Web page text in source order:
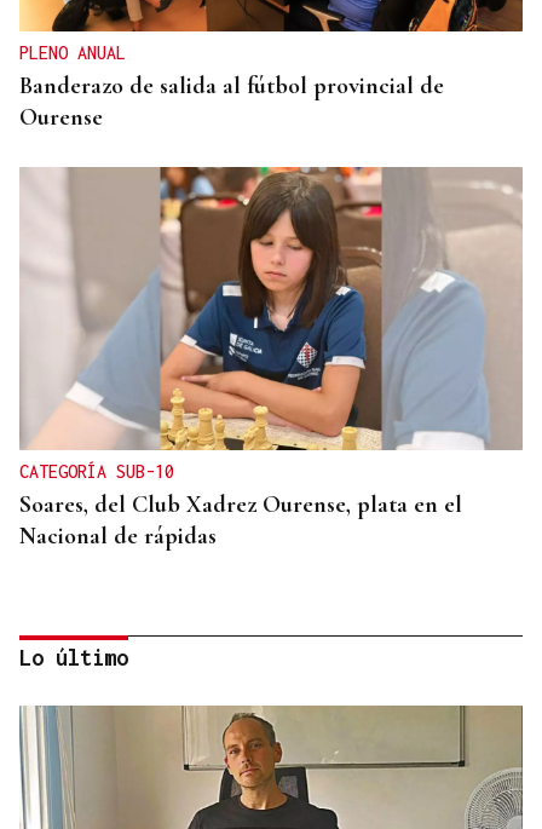
PLENO ANUAL
Banderazo de salida al fútbol provincial de
Ourense
CATEGORÍA SUB-10
Soares, del Club Xadrez Ourense, plata en el
Nacional de rápidas
Lo último